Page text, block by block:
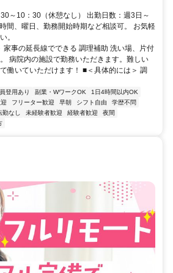
～10：30（休憩なし） 出勤日数：週3日～
間、曜日、勤務開始時期など相談可。 お気軽
。
家事の延長線でできる 調理補助 洗い場、片付
病院内の施設で勤務いただきます。難しい
働いていただけます！ ■＜具体的には＞ 調
登用あり 副業・WワークOK
1日4時間以内OK
フリーター歓迎 早朝 シフト自由
学歴不問
勤なし 未経験者歓迎 経験者歓迎
夜間